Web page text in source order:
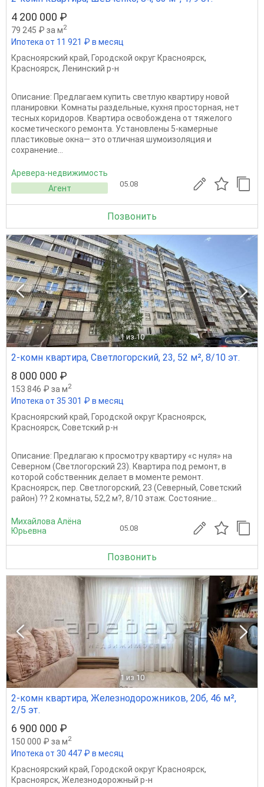
4 200 000 ₽
79 245 ₽ за м2
Ипотека от 11 921 ₽ в месяц
Красноярский край, Городской округ Красноярск,
Красноярск, Ленинский р-н
Описание: Предлагаем купить светлую квартиру новой
планировки. Комнаты раздельные, кухня просторная, нет
тесных коридоров. Квартира освобождена от тяжелого
косметического ремонта. Установлены 5-камерные
пластиковые окна— это отличная шумоизоляция и
сохранение...
Аревера-недвижимость
Агент
05.08
Позвонить
1 из 10
2-комн квартира, Светлогорский, 23, 52 м², 8/10 эт.
8 000 000 ₽
153 846 ₽ за м2
Ипотека от 35 301 ₽ в месяц
Красноярский край, Городской округ Красноярск,
Красноярск, Советский р-н
Описание: Предлагаю к просмотру квартиру «с нуля» на
Северном (Светлогорский 23). Квартира под ремонт, в
которой собственник делает в моменте ремонт.
Красноярск, пер. Светлогорский, 23 (Северный, Советский
район) ?? 2 комнаты, 52,2 м?, 8/10 этаж. Состояние...
Михайлова Алёна
Юрьевна
05.08
Позвонить
1 из 10
2-комн квартира, Железнодорожников, 20б, 46 м²,
2/5 эт.
6 900 000 ₽
150 000 ₽ за м2
Ипотека от 30 447 ₽ в месяц
Красноярский край, Городской округ Красноярск,
Красноярск, Железнодорожный р-н